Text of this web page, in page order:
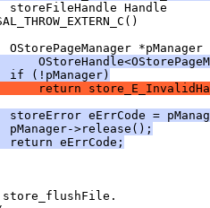
if (!pManager)
return
storeError eErrCode =
pManager->release();
return eErrCode;